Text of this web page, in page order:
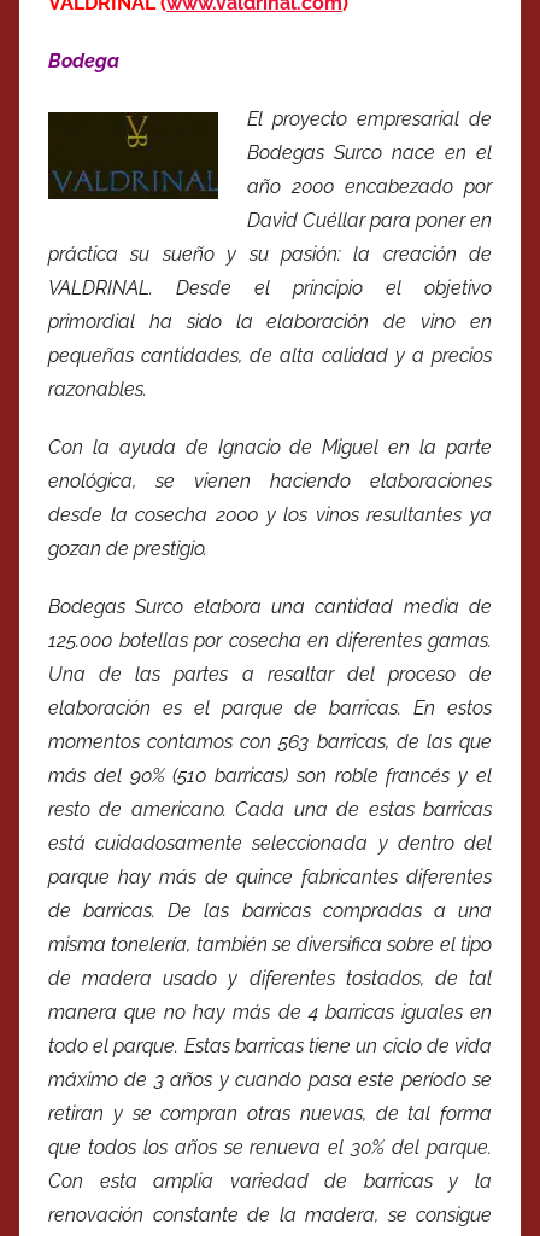
Bodega
El proyecto empresarial de
Bodegas Surco nace en el
año 2000 encabezado por
David Cuéllar para poner en
práctica su sueño y su pasión: la creación de
VALDRINAL. Desde el principio el objetivo
primordial ha sido la elaboración de vino en
pequeñas cantidades, de alta calidad y a precios
razonables.
Con la ayuda de Ignacio de Miguel en la parte
enológica, se vienen haciendo elaboraciones
desde la cosecha 2000 y los vinos resultantes ya
gozan de prestigio.
Bodegas Surco elabora una cantidad media de
125.000 botellas por cosecha en diferentes gamas.
Una de las partes a resaltar del proceso de
elaboración es el parque de barricas. En estos
momentos contamos con 563 barricas, de las que
más del 90% (510 barricas) son roble francés y el
resto de americano. Cada una de estas barricas
está cuidadosamente seleccionada y dentro del
parque hay más de quince fabricantes diferentes
de barricas. De las barricas compradas a una
misma tonelería, también se diversifica sobre el tipo
de madera usado y diferentes tostados, de tal
manera que no hay más de 4 barricas iguales en
todo el parque. Estas barricas tiene un ciclo de vida
máximo de 3 años y cuando pasa este período se
retiran y se compran otras nuevas, de tal forma
que todos los años se renueva el 30% del parque.
Con esta amplia variedad de barricas y la
renovación constante de la madera, se consigue